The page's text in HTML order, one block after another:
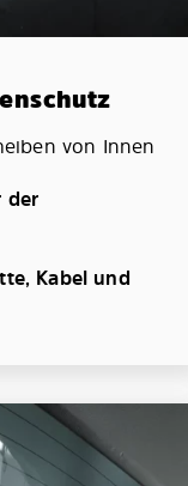
von Innen
der
Kabel und